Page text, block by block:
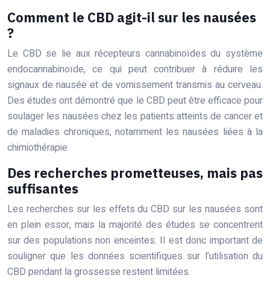
Comment le CBD agit-il sur les nausées
?
Le CBD se lie aux récepteurs cannabinoïdes du système
endocannabinoïde, ce qui peut contribuer à réduire les
signaux de nausée et de vomissement transmis au cerveau.
Des études ont démontré que le CBD peut être efficace pour
soulager les nausées chez les patients atteints de cancer et
de maladies chroniques, notamment les nausées liées à la
chimiothérapie.
Des recherches prometteuses, mais pas
suffisantes
Les recherches sur les effets du CBD sur les nausées sont
en plein essor, mais la majorité des études se concentrent
sur des populations non enceintes. Il est donc important de
souligner que les données scientifiques sur l’utilisation du
CBD pendant la grossesse restent limitées.